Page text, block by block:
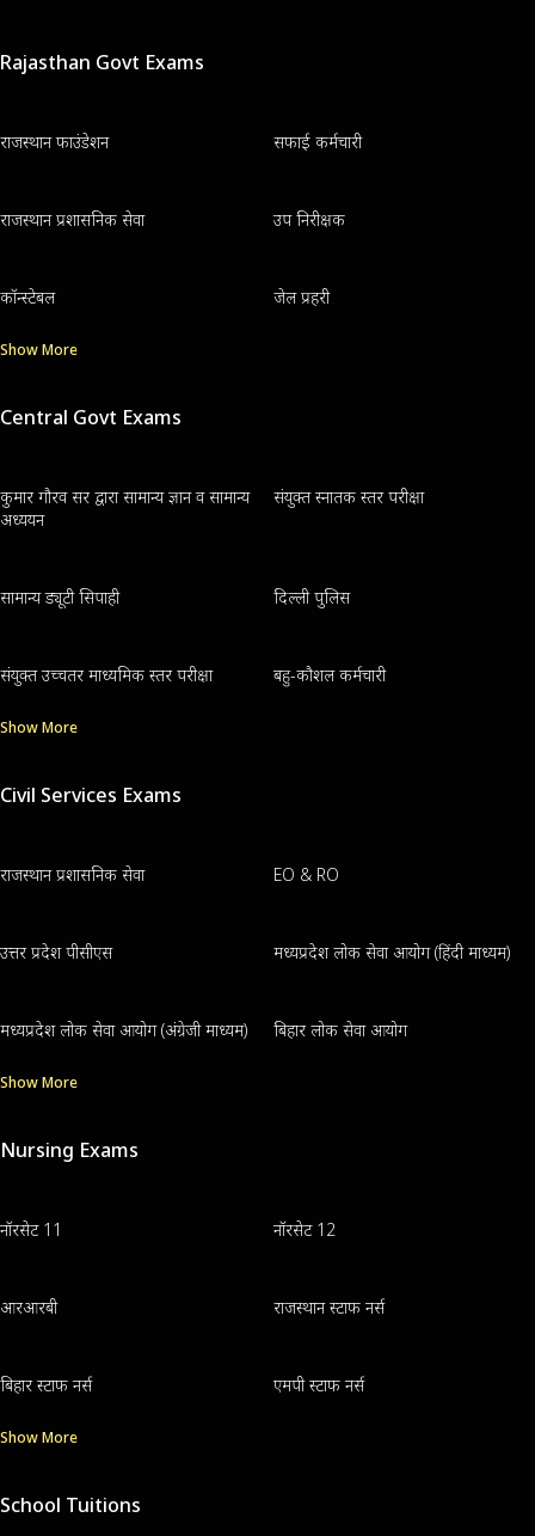
Rajasthan Govt Exams
राजस्थान फाउंडेशन सफाई कर्मचारी
राजस्थान प्रशासनिक सेवा उप निरीक्षक
कॉन्स्टेबल जेल प्रहरी
Show More
Central Govt Exams
कुमार गौरव सर द्वारा सामान्य ज्ञान व सामान्य
अध्ययन
संयुक्त स्नातक स्तर परीक्षा
सामान्य ड्यूटी सिपाही दिल्ली पुलिस
संयुक्त उच्चतर माध्यमिक स्तर परीक्षा बहु-कौशल कर्मचारी
Show More
Civil Services Exams
राजस्थान प्रशासनिक सेवा EO & RO
उत्तर प्रदेश पीसीएस मध्यप्रदेश लोक सेवा आयोग (हिंदी माध्यम)
मध्यप्रदेश लोक सेवा आयोग (अंग्रेजी माध्यम) बिहार लोक सेवा आयोग
Show More
Nursing Exams
नॉरसेट 11 नॉरसेट 12
आरआरबी राजस्थान स्टाफ नर्स
बिहार स्टाफ नर्स एमपी स्टाफ नर्स
Show More
School Tuitions